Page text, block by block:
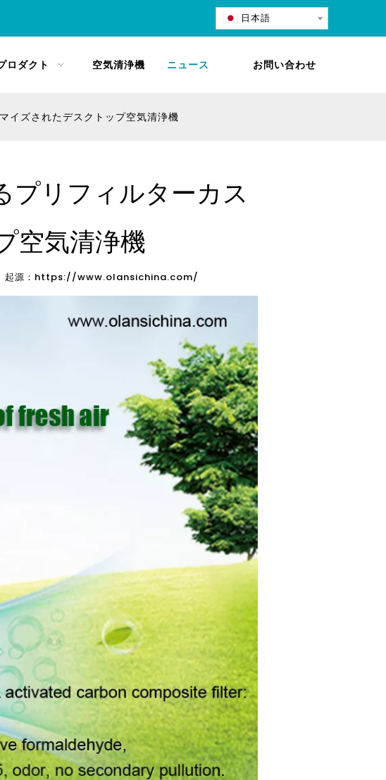
日本語
ロダクト 空気清浄機 ニュース お問い合わせ
イズされたデスクトップ空気清浄機
プリフィルターカス
空気清浄機
源： https://www.olansichina.com/